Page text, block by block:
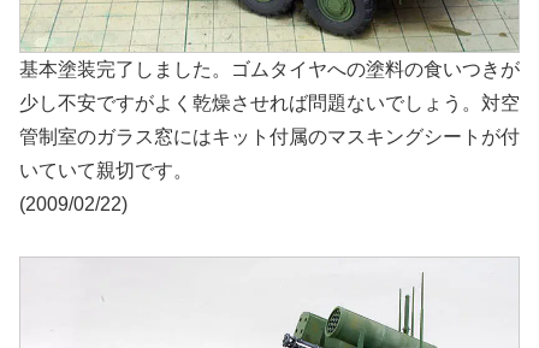
基本塗装完了しました。ゴムタイヤへの塗料の食いつきが
少し不安ですがよく乾燥させれば問題ないでしょう。対空
管制室のガラス窓にはキット付属のマスキングシートが付
いていて親切です。
(2009/02/22)